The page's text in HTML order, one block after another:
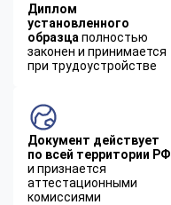
Диплом
установленного
образца полностью
законен и принимается
при трудоустройстве
Документ действует
по всей территории РФ
и признается
аттестационными
комиссиями